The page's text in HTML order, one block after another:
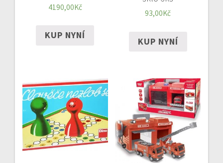
4190,00Kč
KUP NYNÍ
93,00Kč
KUP NYNÍ